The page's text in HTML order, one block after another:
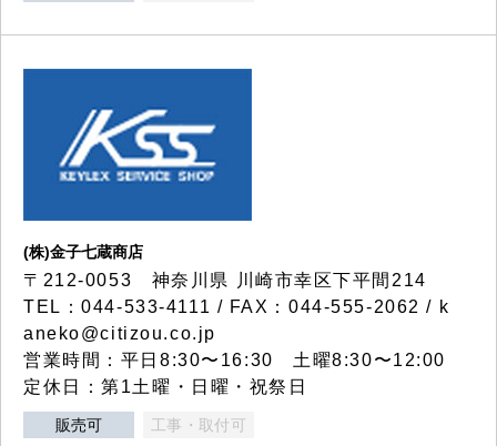
(株)金子七蔵商店
〒212-0053 神奈川県 川崎市幸区下平間214
TEL：044-533-4111 / FAX：044-555-2062 / k
aneko@citizou.co.jp
営業時間：平日8:30〜16:30 土曜8:30〜12:00
定休日：第1土曜・日曜・祝祭日
販売可 工事・取付可